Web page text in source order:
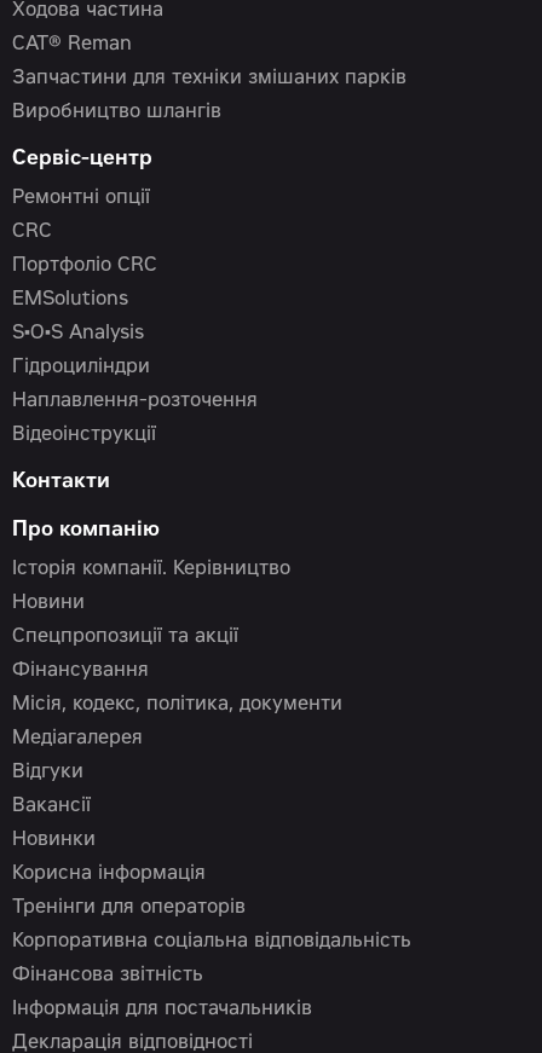
Ходова частина
CAT® Reman
Запчастини для техніки змішаних парків
Виробництво шлангів
Сервіс-центр
Ремонтні опції
CRC
Портфоліо CRC
EMSolutions
S•O•S Analysis
Гідроциліндри
Наплавлення-розточення
Відеоінструкції
Контакти
Про компанію
Історія компанії. Керівництво
Новини
Спецпропозиції та акції
Фінансування
Місія, кодекс, політика, документи
Медіагалерея
Відгуки
Вакансії
Новинки
Корисна інформація
Тренінги для операторів
Корпоративна соціальна відповідальність
Фінансова звітність
Інформація для постачальників
Декларація відповідності